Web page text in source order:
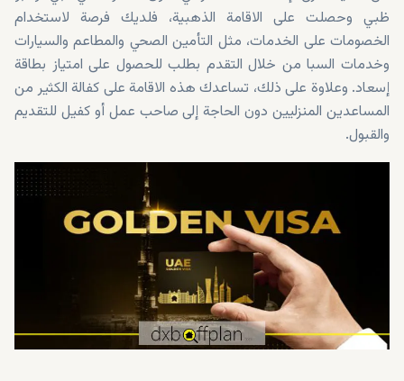
ظبي وحصلت على الاقامة الذهبية، فلديك فرصة لاستخدام
الخصومات على الخدمات، مثل التأمين الصحي والمطاعم والسيارات
وخدمات السبا من خلال التقدم بطلب للحصول على امتياز بطاقة
إسعاد. وعلاوة على ذلك، تساعدك هذه الاقامة على كفالة الكثير من
المساعدين المنزليين دون الحاجة إلى صاحب عمل أو كفيل للتقديم
والقبول.